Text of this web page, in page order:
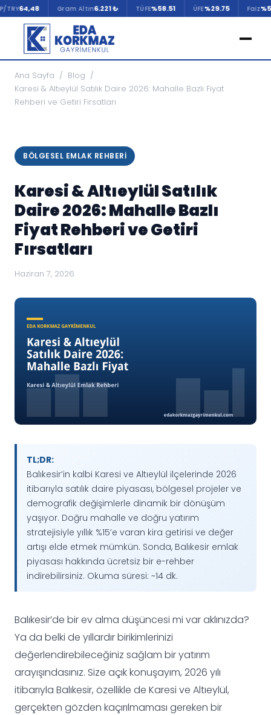
Gram Altın6.221 ₺ TÜFE %58.51 ÜFE %29.75 Faiz %50.00
Ana Sayfa / Blog /
Karesi & Altıeylül Satılık Daire 2026: Mahalle Bazlı Fiyat
Rehberi ve Getiri Fırsatları
BÖLGESEL EMLAK REHBERI
Karesi & Altıeylül Satılık
Daire 2026: Mahalle Bazlı
Fiyat Rehberi ve Getiri
Fırsatları
Haziran 7, 2026
TL;DR:
Balıkesir’in kalbi Karesi ve Altıeylül ilçelerinde 2026
itibarıyla satılık daire piyasası, bölgesel projeler ve
demografik değişimlerle dinamik bir dönüşüm
yaşıyor. Doğru mahalle ve doğru yatırım
stratejisiyle yıllık %15’e varan kira getirisi ve değer
artışı elde etmek mümkün. Sonda, Balıkesir emlak
piyasası hakkında ücretsiz bir e-rehber
indirebilirsiniz. Okuma süresi: ~14 dk.
Balıkesir’de bir ev alma düşüncesi mi var aklınızda?
Ya da belki de yıllardır birikimlerinizi
değerlendirebileceğiniz sağlam bir yatırım
arayışındasınız. Size açık konuşayım, 2026 yılı
itibarıyla Balıkesir, özellikle de Karesi ve Altıeylül,
gerçekten gözden kaçırılmaması gereken bir